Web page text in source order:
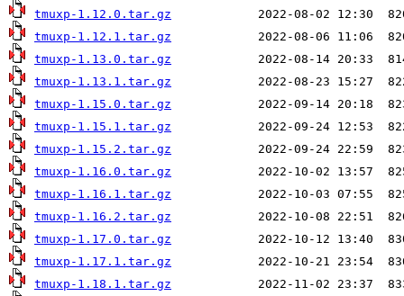
tmuxp-1.12.0.tar.gz
tmuxp-1.12.1.tar.gz
tmuxp-1.13.0.tar.gz
tmuxp-1.13.1.tar.gz
tmuxp-1.15.0.tar.gz
tmuxp-1.15.1.tar.gz
tmuxp-1.15.2.tar.gz
tmuxp-1.16.0.tar.gz
tmuxp-1.16.1.tar.gz
tmuxp-1.16.2.tar.gz
tmuxp-1.17.0.tar.gz
tmuxp-1.17.1.tar.gz
tmuxp-1.18.1.tar.gz